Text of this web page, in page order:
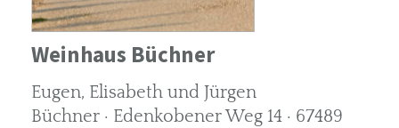
Weinhaus Büchner
Eugen, Elisabeth und Jürgen
Büchner · Edenkobener Weg 14 · 67489